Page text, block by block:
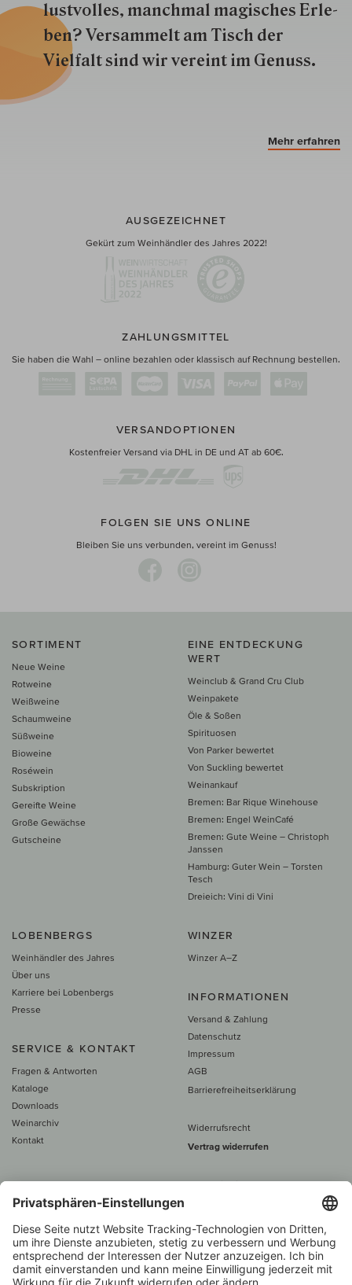
lustvolles, manchmal ma­gisch­es Er­le­
ben? Versammelt am Tisch der
Vielfalt sind wir ver­eint im Genuss.
Mehr erfahren
AUSGEZEICHNET
Gekürt zum Weinhändler des Jahres 2022!
ZAHLUNGSMITTEL
Sie haben die Wahl – online bezahlen oder klassisch auf Rechnung bestellen.
VERSANDOPTIONEN
Kostenfreier Versand via DHL in DE und AT ab 60€.
FOLGEN SIE UNS ONLINE
Bleiben Sie uns verbunden, vereint im Genuss!
SORTIMENT
Neue Weine
Rotweine
Weißweine
Schaumweine
Süßweine
Bioweine
Roséwein
Subskription
Gereifte Weine
Große Gewächse
Gutscheine
EINE ENTDECKUNG
WERT
Weinclub & Grand Cru Club
Weinpakete
Öle & Soßen
Spirituosen
Von Parker bewertet
Von Suckling bewertet
Weinankauf
Bremen: Bar Rique Winehouse
Bremen: Engel WeinCafé
Bremen: Gute Weine – Christoph
Janssen
Hamburg: Guter Wein – Torsten
Tesch
Dreieich: Vini di Vini
LOBENBERGS
Weinhändler des Jahres
Über uns
Karriere bei Lobenbergs
Presse
SERVICE & KONTAKT
Fragen & Antworten
Kataloge
Downloads
Weinarchiv
Kontakt
WINZER
Winzer A–Z
INFORMATIONEN
Versand & Zahlung
Datenschutz
Impressum
AGB
Barrierefreiheitserklärung
Widerrufsrecht
Vertrag widerrufen
Alle Preise inkl. MwSt., zzgl. 5 €
60 € versand­kosten­